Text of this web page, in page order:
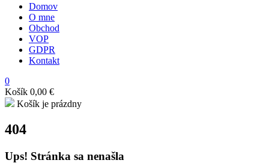
Domov
O mne
Obchod
VOP
GDPR
Kontakt
0
Košík 0,00 €
Košík je prázdny
404
Ups! Stránka sa nenašla